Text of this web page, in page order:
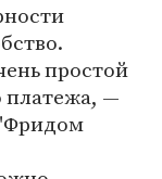
простой
платежа, —